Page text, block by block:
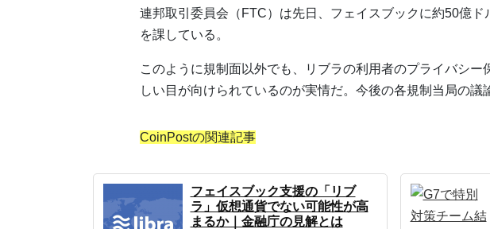
連邦取引委員会（FTC）は先日、フェイスブックに約50億ド
を課している。
このように規制面以外でも、リブラの利用者のプライバシー
しい目が向けられているのが実情だ。今後の各規制当局の議
CoinPostの関連記事
フェイスブック支援の「リブ
ラ」仮想通貨でない可能性が高
まるか｜金融庁の見解とは